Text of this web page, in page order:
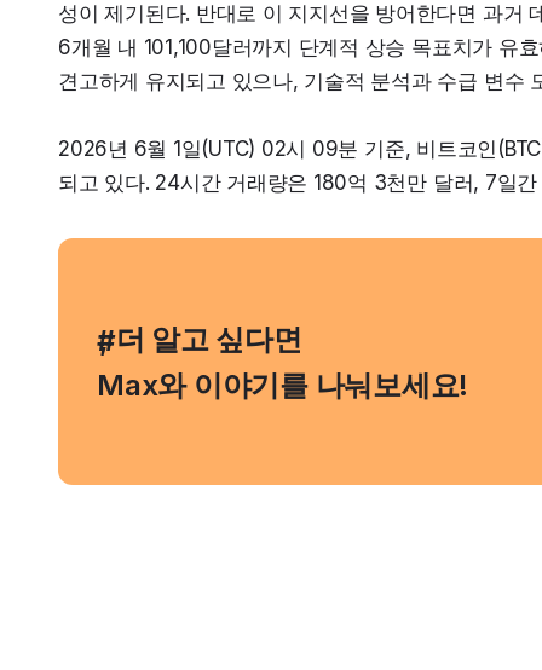
성이 제기된다. 반대로 이 지지선을 방어한다면 과
6개월 내 101,100달러까지 단계적 상승 목표치가 유
견고하게 유지되고 있으나, 기술적 분석과 수급 변수
2026년 6월 1일(UTC) 02시 09분 기준, 비트코인
되고 있다. 24시간 거래량은 180억 3천만 달러, 7일
#
, 더 알고 싶다면
Max와 이야기를 나눠보세요!